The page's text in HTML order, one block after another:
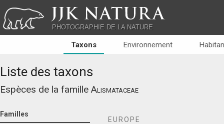
JJK NATURA
PHOTOGRAPHIE DE LA NATURE
Taxons Environnement
Liste des taxons
Espèces de la famille Alismataceae
Familles
EUROPE